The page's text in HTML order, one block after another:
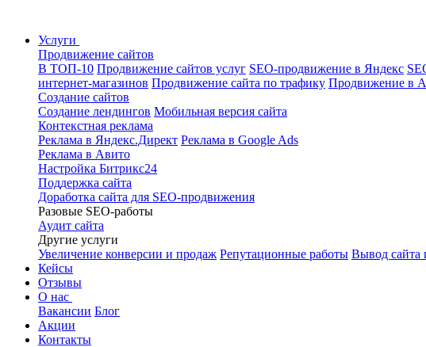
Услуги
Продвижение сайтов
В ТОП-10 Продвижение сайтов услуг SEO-продвижение в Яндекс
интернет-магазинов Продвижение сайта по трафику Продвижение в
Создание сайтов
Создание лендингов Мобильная версия сайта
Контекстная реклама
Реклама в Яндекс.Директ Реклама в Google Ads
Реклама в Авито
Настройка Битрикс24
Поддержка сайта
Доработка сайта для SEO-продвижения
Разовые SEO-работы
Аудит сайта
Другие услуги
Увеличение конверсии и продаж Репутационные работы Вывод сайта
Кейсы
Отзывы
О нас
Вакансии Блог
Акции
Контакты